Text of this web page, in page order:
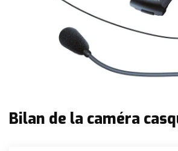
Bilan de la caméra